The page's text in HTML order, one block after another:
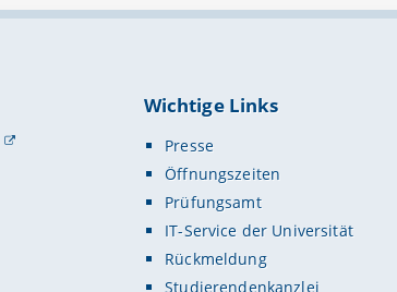
Wichtige Links
Presse
Öffnungszeiten
Prüfungsamt
IT-Service der Universität
Rückmeldung
Studierendenkanzlei